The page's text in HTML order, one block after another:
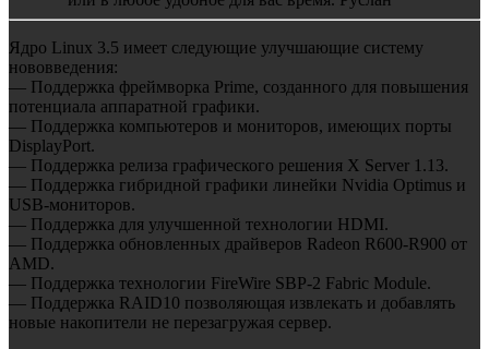
Ядро Linux 3.5 имеет следующие улучшающие систему
нововведения:
— Поддержка фреймворка Prime, созданного для повышения
потенциала аппаратной графики.
— Поддержка компьютеров и мониторов, имеющих порты
DisplayPort.
— Поддержка релиза графического решения X Server 1.13.
— Поддержка гибридной графики линейки Nvidia Optimus и
USB-мониторов.
— Поддержка для улучшенной технологии HDMI.
— Поддержка обновленных драйверов Radeon R600-R900 от
AMD.
— Поддержка технологии FireWire SBP-2 Fabric Module.
— Поддержка RAID10 позволяющая извлекать и добавлять
новые накопители не перезагружая сервер.